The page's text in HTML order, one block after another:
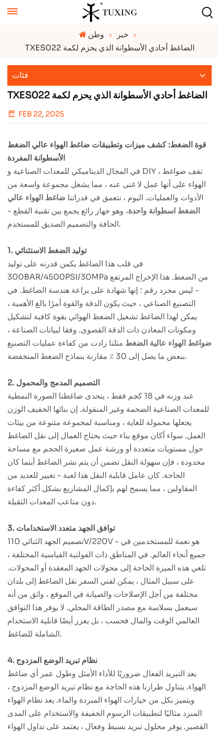
وطن
خبر
TXES022 الضاغط أحادي الأسطوانة الذي يحزم لكمة
فئات
TXES022 الضاغط أحادي الأسطوانة الذي يحزم لكمة
FEB 22, 2025
قوة الضغط: كشف ميزات وتطبيقات ضاغط الهواء عالي الضغط
الأسطوانة المفردة
في المجال الديناميكي للمعدات الصناعية و DIY ، تقف ضواغط
الهواء على أنها عمل لا غنى عنه ، مما يشغل مجموعة واسعة من
الأدوات والعمليات. اليوم ، نتعمق في قدراتنا ضاغط الهواء عالي
الضغط اسطوانة واحدة، وهو جهاز رائع يجمع بين تقنية القطع -
الحافة والتصميم الصديق للمستخدم.
1. توليد الضغط الاستثنائي
في قلب هذا الضاغط يكمن قدرته على توليد
300BAR/4500PSI/30MPa من الضغط. هذا الإخراج المرتفع
- ليس مجرد رقم ؛ إنها شهادة على براعة هندسة الضاغط. في
التصنيع الصناعي ، حيث يكون الدقة والقوة أمرًا بالغ الأهمية ،
يمكن لهذا الضاغط تشغيل الضغط الهوائي بقوة كافية لتشكيل
ومكونات المعادن ذات الدقة القصوى. وفقا لبيانات الصناعة ،
ضواغط الهواء عالية الضغط مثلنا زادت من كفاءة عمليات التصنيع
ببعض ما يصل إلى 30 ٪ مقارنة بنماذج الضغط المنخفضة.
2. التصميم المدمج والمحمول
عند وزنه في 18 كجم فقط ، يتحدى ضاغطنا الصورة النمطية
للمعدات الصناعية الضخمة وغير المنقولة. إن بنائها الخفيف الوزن
يجعلها محمولة للغاية ، ومناسبة لمجموعة متنوعة من بيئات
العمل. سواء أكان موقع بناء حيث يحتاج العمال إلى نقل الضاغط
حول مستويات متعددة أو ورشة عمل صغيرة الحجم مع مساحة
محدودة ، فإن سهولة النقل تضمن أن يتم نشر الضاغط أينما كان
الحاجة. كان عامل قابلية النقل هذا لعبة - تغيير للعديد من
المقاولين ، مما يسمح لهم بإكمال المشاريع بشكل أكثر كفاءة
دون متاعب المعدات الثقيلة.
3. توافق الجهد متعدد الاستخدامات
تصميم الجهد الثنائي 110V/220V - هو نعمة للمستخدمين في
جميع أنحاء العالم. في المناطق ذات الفولتية القياسية المختلفة ،
تلغي هذه الميزة الحاجة إلى محولات الجهد المعقدة أو المحولات.
على سبيل المثال ، يمكن لفني السفر نقل الضاغط إلى بلدان
مختلفة من أجل الإصلاحات والصيانة في الموقع ، واثق من أنه
سيعمل بسلاسة مع مصدر الطاقة المحلي. لا يوفر هذا التوافق
العالمي الوقت والمال فحسب ، بل يعزز أيضًا قابلية الاستخدام
الشاملة للضاغط.
4. نظام تبريد الوضع المزدوج
يعد التبريد الفعال ضروريًا للأداء الأمثل وطول عمر أي ضاغط
الهواء. يتناول طرازنا هذه الحاجة مع نظام تبريد الوضع المزدوج ،
ويتميز بكل من خيارات الهواء المبردة والماء. يعد نظام الهواء
المبرد مثاليًا لتطبيقات الرسوم الخفيفة والاستخدام على المدى
القصير. يوفر محلول تبريد بسيط وفعال ، يعتمد على تداول الهواء